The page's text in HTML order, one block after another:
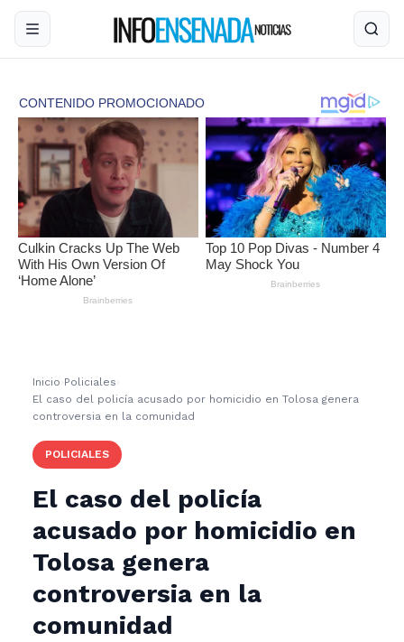
Inicio ›Policiales ›
El caso del policía acusado por homicidio en Tolosa genera
controversia en la comunidad
POLICIALES
El caso del policía
acusado por homicidio en
Tolosa genera
controversia en la
comunidad